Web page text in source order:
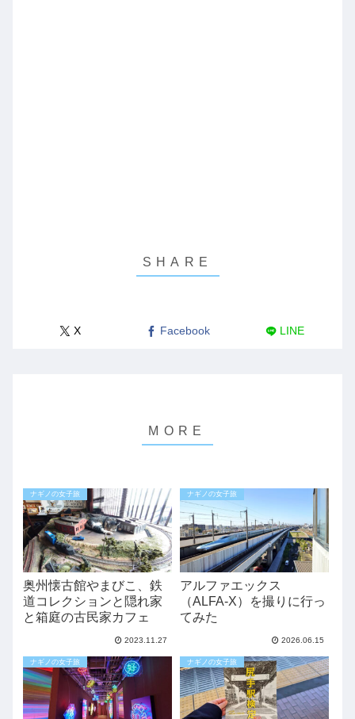
X Facebook LINE
ナギノの女子旅
奥州懐古館やまびこ、鉄
道コレクションと隠れ家
と箱庭の古民家カフェ
2023.11.27
ナギノの女子旅
アルファエックス
（ALFA-X）を撮りに行っ
てみた
2026.06.15
ナギノの女子旅 ナギノの女子旅